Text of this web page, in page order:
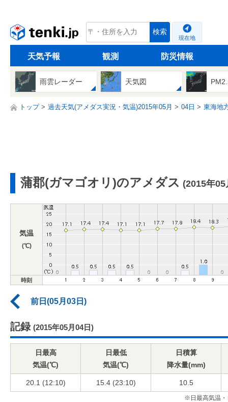
tenki.jp 検索
現在地
天気予報 観測 防災情報
雨雲レーダー 天気図
トップ 過去天気(アメダス実況・気温)2015年05月 04日 東海地
蒲郡(ガマゴオリ)のアメダス (2015年05
気温
(℃)
時刻
前日(05月03日)
記録 (2015年05月04日)
日最高
気温(℃)
日最低
気温(℃)
日積算
降水量(mm)
20.1 (12:10) 15.4 (23:10) 10.5
※日最高気温・